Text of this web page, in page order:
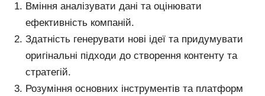
Вміння аналізувати дані та оцінювати
ефективність компаній.
Здатність генерувати нові ідеї та придумувати
оригінальні підходи до створення контенту та
стратегій.
Розуміння основних інструментів та платформ